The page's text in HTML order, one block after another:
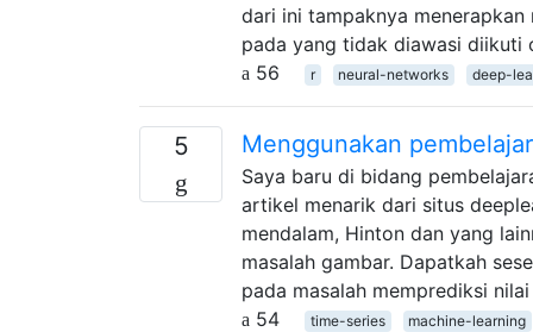
dari ini tampaknya
pada yang tidak diawasi diikuti
56
r neural-networks deep-
5 Menggunakan
Saya baru di bidang
artikel menarik dari situs
mendalam, Hinton dan yang
masalah gambar. Dapatkah
pada masalah memprediksi
54
time-series machine-learning